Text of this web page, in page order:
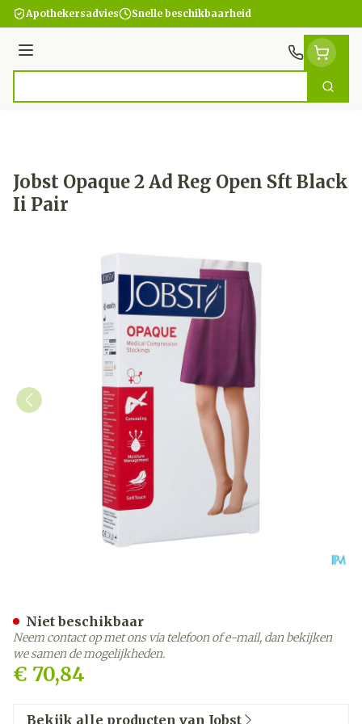
Ga naar de inhoud
Apothekersadvies Snelle beschikbaarheid
Menu
Zoek
Jobst Opaque 2 Ad Reg Open Sft Black
Ii Pair
€ 70,84
Niet beschikbaar
Neem contact op met ons via telefoon of e-mail, dan bekijken
we samen de mogelijkheden.
Bekijk alle producten van Jobst